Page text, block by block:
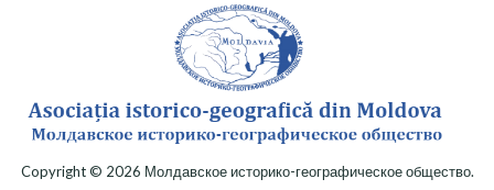
Copyright © 2026 Молдавское историко-географическое общество.